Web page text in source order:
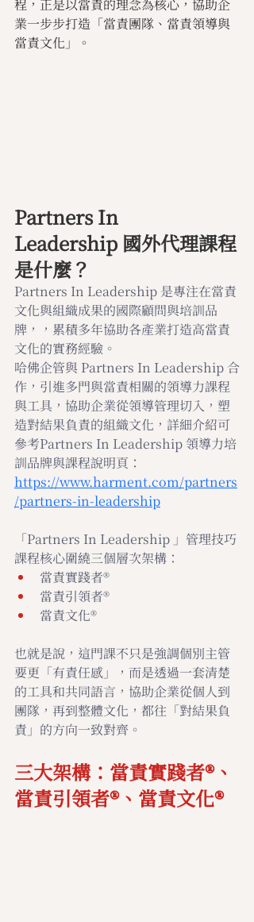
程，正是以當責的理念為核心，協助企
業一步步打造「當責團隊、當責領導與
當責文化」。
Partners In
Leadership 國外代理課程
是什麼？
Partners In Leadership 是專注在當責
文化與組織成果的國際顧問與培訓品
牌，，累積多年協助各產業打造高當責
文化的實務經驗。
哈佛企管與 Partners In Leadership 合
作，引進多門與當責相關的領導力課程
與工具，協助企業從領導管理切入，塑
造對結果負責的組織文化，詳細介紹可
參考Partners In Leadership 領導力培
訓品牌與課程說明頁：
https://www.harment.com/partners
/partners-in-leadership
「Partners In Leadership 」管理技巧
課程核心圍繞三個層次架構：
當責實踐者®
當責引領者®
當責文化®
也就是說，這門課不只是強調個別主管
要更「有責任感」，而是透過一套清楚
的工具和共同語言，協助企業從個人到
團隊，再到整體文化，都往「對結果負
責」的方向一致對齊。
三大架構：當責實踐者®、
當責引領者®、當責文化®